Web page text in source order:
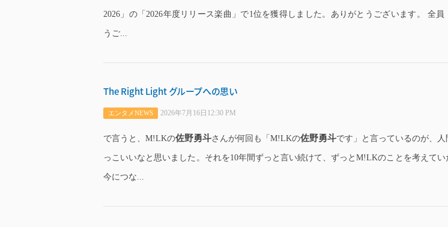
2026」の「2026年度リリース楽曲」で1位を獲得しました。ありがとうございます。 全員
うご...
The Right Light グループへの思い
エンタメNEWS 2026年7月16日12:30 PM
で言うと、M!LKの佐野勇斗さんが何回も「M!LKの佐野勇斗です」と言っているのが、
っこいいなと思いました。それを10年間ずっと言い続けて、ずっとM!LKのことを考えてい
今につな...